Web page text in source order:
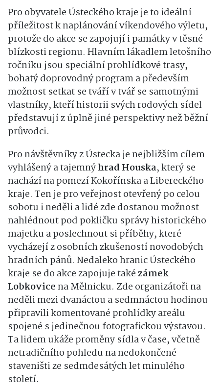
Pro obyvatele Ústeckého kraje je to ideální
příležitost k naplánování víkendového výletu,
protože do akce se zapojují i památky v těsné
blízkosti regionu. Hlavním lákadlem letošního
ročníku jsou speciální prohlídkové trasy,
bohatý doprovodný program a především
možnost setkat se tváří v tvář se samotnými
vlastníky, kteří historii svých rodových sídel
představují z úplně jiné perspektivy než běžní
průvodci.
Pro návštěvníky z Ústecka je nejbližším cílem
vyhlášený a tajemnýhrad Houska, který se
nachází na pomezí Kokořínska a Libereckého
kraje. Ten je pro veřejnost otevřený po celou
sobotu i neděli a lidé zde dostanou možnost
nahlédnout pod pokličku správy historického
majetku a poslechnout si příběhy, které
vycházejí z osobních zkušeností novodobých
hradních pánů. Nedaleko hranic Ústeckého
kraje se do akce zapojuje takézámek
Lobkovice na Mělnicku. Zde organizátoři na
neděli mezi dvanáctou a sedmnáctou hodinou
připravili komentované prohlídky areálu
spojené s jedinečnou fotografickou výstavou.
Ta lidem ukáže proměny sídla v čase, včetně
netradičního pohledu na nedokončené
staveništi ze sedmdesátých let minulého
století.